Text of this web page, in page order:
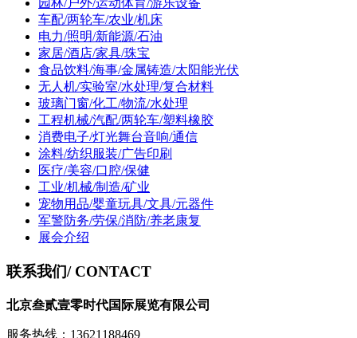
园林/户外/运动体育/游乐设备
车配/两轮车/农业/机床
电力/照明/新能源/石油
家居/酒店/家具/珠宝
食品饮料/海事/金属铸造/太阳能光伏
无人机/实验室/水处理/复合材料
玻璃门窗/化工/物流/水处理
工程机械/汽配/两轮车/塑料橡胶
消费电子/灯光舞台音响/通信
涂料/纺织服装/广告印刷
医疗/美容/口腔/保健
工业/机械/制造/矿业
宠物用品/婴童玩具/文具/元器件
军警防务/劳保/消防/养老康复
展会介绍
联系我们/ CONTACT
北京叁贰壹零时代国际展览有限公司
服务热线：13621188469